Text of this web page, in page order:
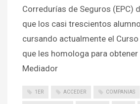
Corredurías de Seguros (EPC)
que los casi trescientos
cursando actualmente el Curso
que les homologa para
Mediador
1ER ACCEDER COMPANIAS